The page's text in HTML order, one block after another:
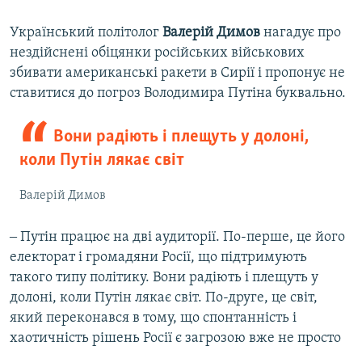
Український політолог Валерій Димов нагадує про
нездійснені обіцянки російських військових
збивати американські ракети в Сирії і пропонує не
ставитися до погроз Володимира Путіна буквально.
Вони радіють і плещуть у долоні,
коли Путін лякає світ
Валерій Димов
‒ Путін працює на дві аудиторії. По-перше, це його
електорат і громадяни Росії, що підтримують
такого типу політику. Вони радіють і плещуть у
долоні, коли Путін лякає світ. По-друге, це світ,
який переконався в тому, що спонтанність і
хаотичність рішень Росії є загрозою вже не просто